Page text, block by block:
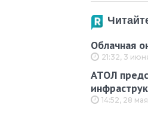
Облачная
21:32, 3
АТОЛ
14:52, 28